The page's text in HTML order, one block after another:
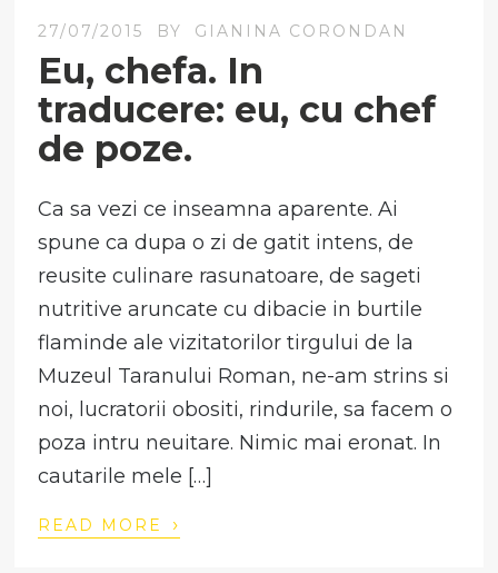
27/07/2015 BY GIANINA CORONDAN
Eu, chefa. In
traducere: eu, cu chef
de poze.
Ca sa vezi ce inseamna aparente. Ai
spune ca dupa o zi de gatit intens, de
reusite culinare rasunatoare, de sageti
nutritive aruncate cu dibacie in burtile
flaminde ale vizitatorilor tirgului de la
Muzeul Taranului Roman, ne-am strins si
noi, lucratorii obositi, rindurile, sa facem o
poza intru neuitare. Nimic mai eronat. In
cautarile mele […]
READ MORE ›